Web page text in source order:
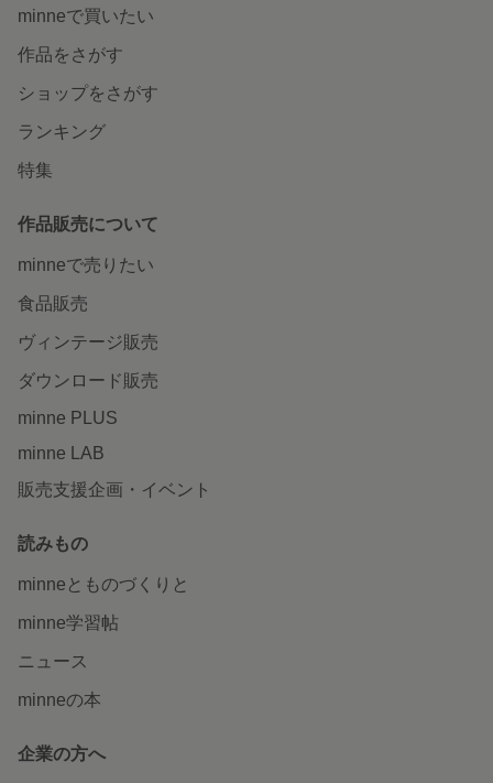
minneで買いたい
作品をさがす
ショップをさがす
ランキング
特集
作品販売について
minneで売りたい
食品販売
ヴィンテージ販売
ダウンロード販売
minne PLUS
minne LAB
販売支援企画・イベント
読みもの
minneとものづくりと
minne学習帖
ニュース
minneの本
企業の方へ